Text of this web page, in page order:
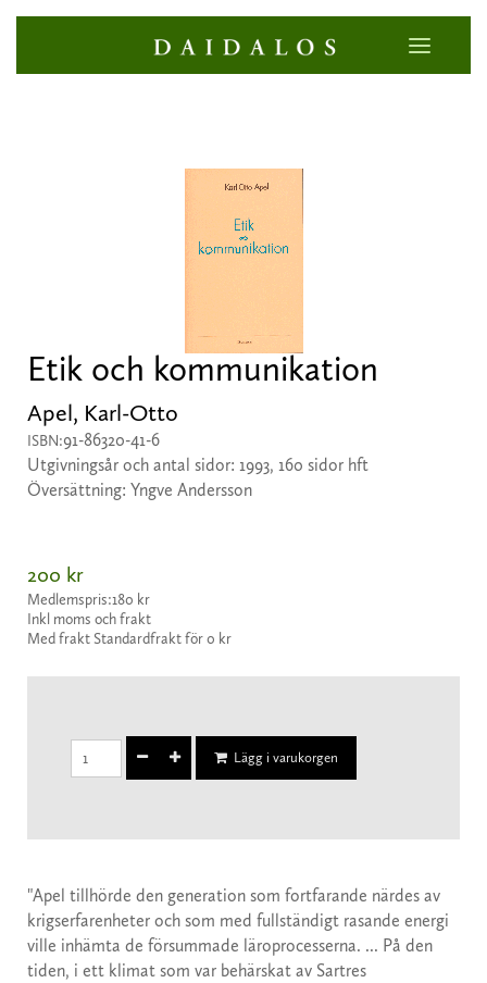
Etik och kommunikation
Apel, Karl-Otto
ISBN:91-86320-41-6
Utgivningsår och antal sidor: 1993, 160 sidor hft
Översättning: Yngve Andersson
200 kr
Medlemspris:180 kr
Inkl moms och frakt
Med frakt Standardfrakt för 0 kr
Lägg i varukorgen
"Apel tillhörde den generation som fortfarande närdes av
krigserfarenheter och som med fullständigt rasande energi
ville inhämta de försummade läroprocesserna. ... På den
tiden, i ett klimat som var behärskat av Sartres